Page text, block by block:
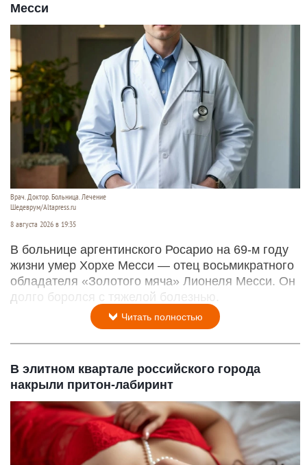
Месси
Врач. Доктор. Больница. Лечение
Шедеврум/Altapress.ru
8 августа 2026 в 19:35
В больнице аргентинского Росарио на 69-м году
жизни умер Хорхе Месси — отец восьмикратного
обладателя «Золотого мяча» Лионеля Месси. Он
долго боролся с тяжелой болезнью.
Читать полностью
В элитном квартале российского города
накрыли притон-лабиринт